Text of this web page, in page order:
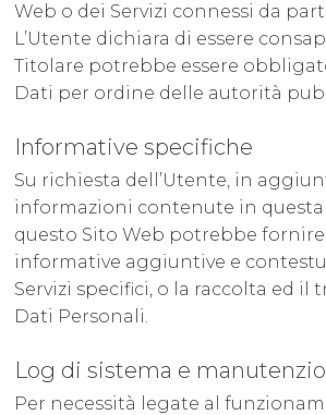
Web o dei Servizi connessi da
L’Utente dichiara di essere
Titolare potrebbe essere
Dati per ordine delle autorità
Informative specifiche
Su richiesta dell’Utente, in
informazioni contenute in questa
questo Sito Web potrebbe fornire
informative aggiuntive e
Servizi specifici, o la raccolta ed il
Dati Personali.
Log di sistema e
Per necessità legate al